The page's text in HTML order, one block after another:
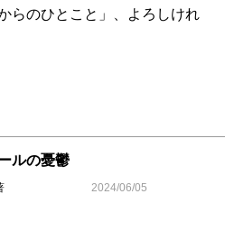
らのひとこと」、よろしけれ
ルの憂鬱
2024/06/05